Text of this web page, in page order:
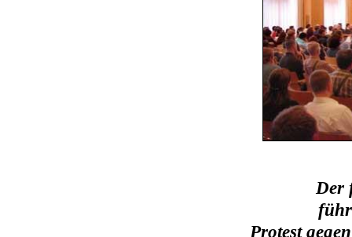
Der
Protest